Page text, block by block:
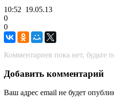
10:52 19.05.13
0
0
Комментариев пока нет, будьте
Добавить комментарий
Ваш адрес email не будет